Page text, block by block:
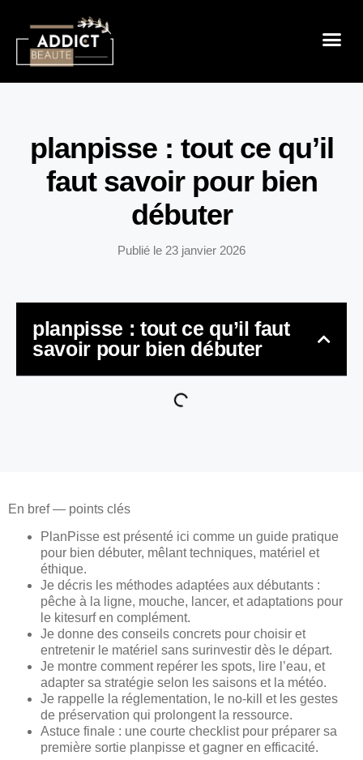
planpisse : tout ce qu’il
faut savoir pour bien
débuter
Publié le 23 janvier 2026
planpisse : tout ce qu’il faut
savoir pour bien débuter
En bref — points clés
PlanPisse est présenté ici comme un guide pratique
pour bien débuter, mêlant techniques, matériel et
éthique.
Je décris les méthodes adaptées aux débutants :
pêche à la ligne, mouche, lancer, et adaptations pour
le kitesurf en complément.
Je donne des conseils concrets pour choisir et
entretenir le matériel sans surinvestir dès le départ.
Je montre comment repérer les spots, lire l’eau, et
adapter sa stratégie selon les saisons et la météo.
Je rappelle la réglementation, le no-kill et les gestes
de préservation qui prolongent la ressource.
Astuce finale : une courte checklist pour préparer sa
première sortie planpisse et gagner en efficacité.